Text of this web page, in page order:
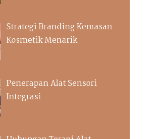
Strategi Branding Kemasan
Kosmetik Menarik
Penerapan Alat Sensori
Integrasi